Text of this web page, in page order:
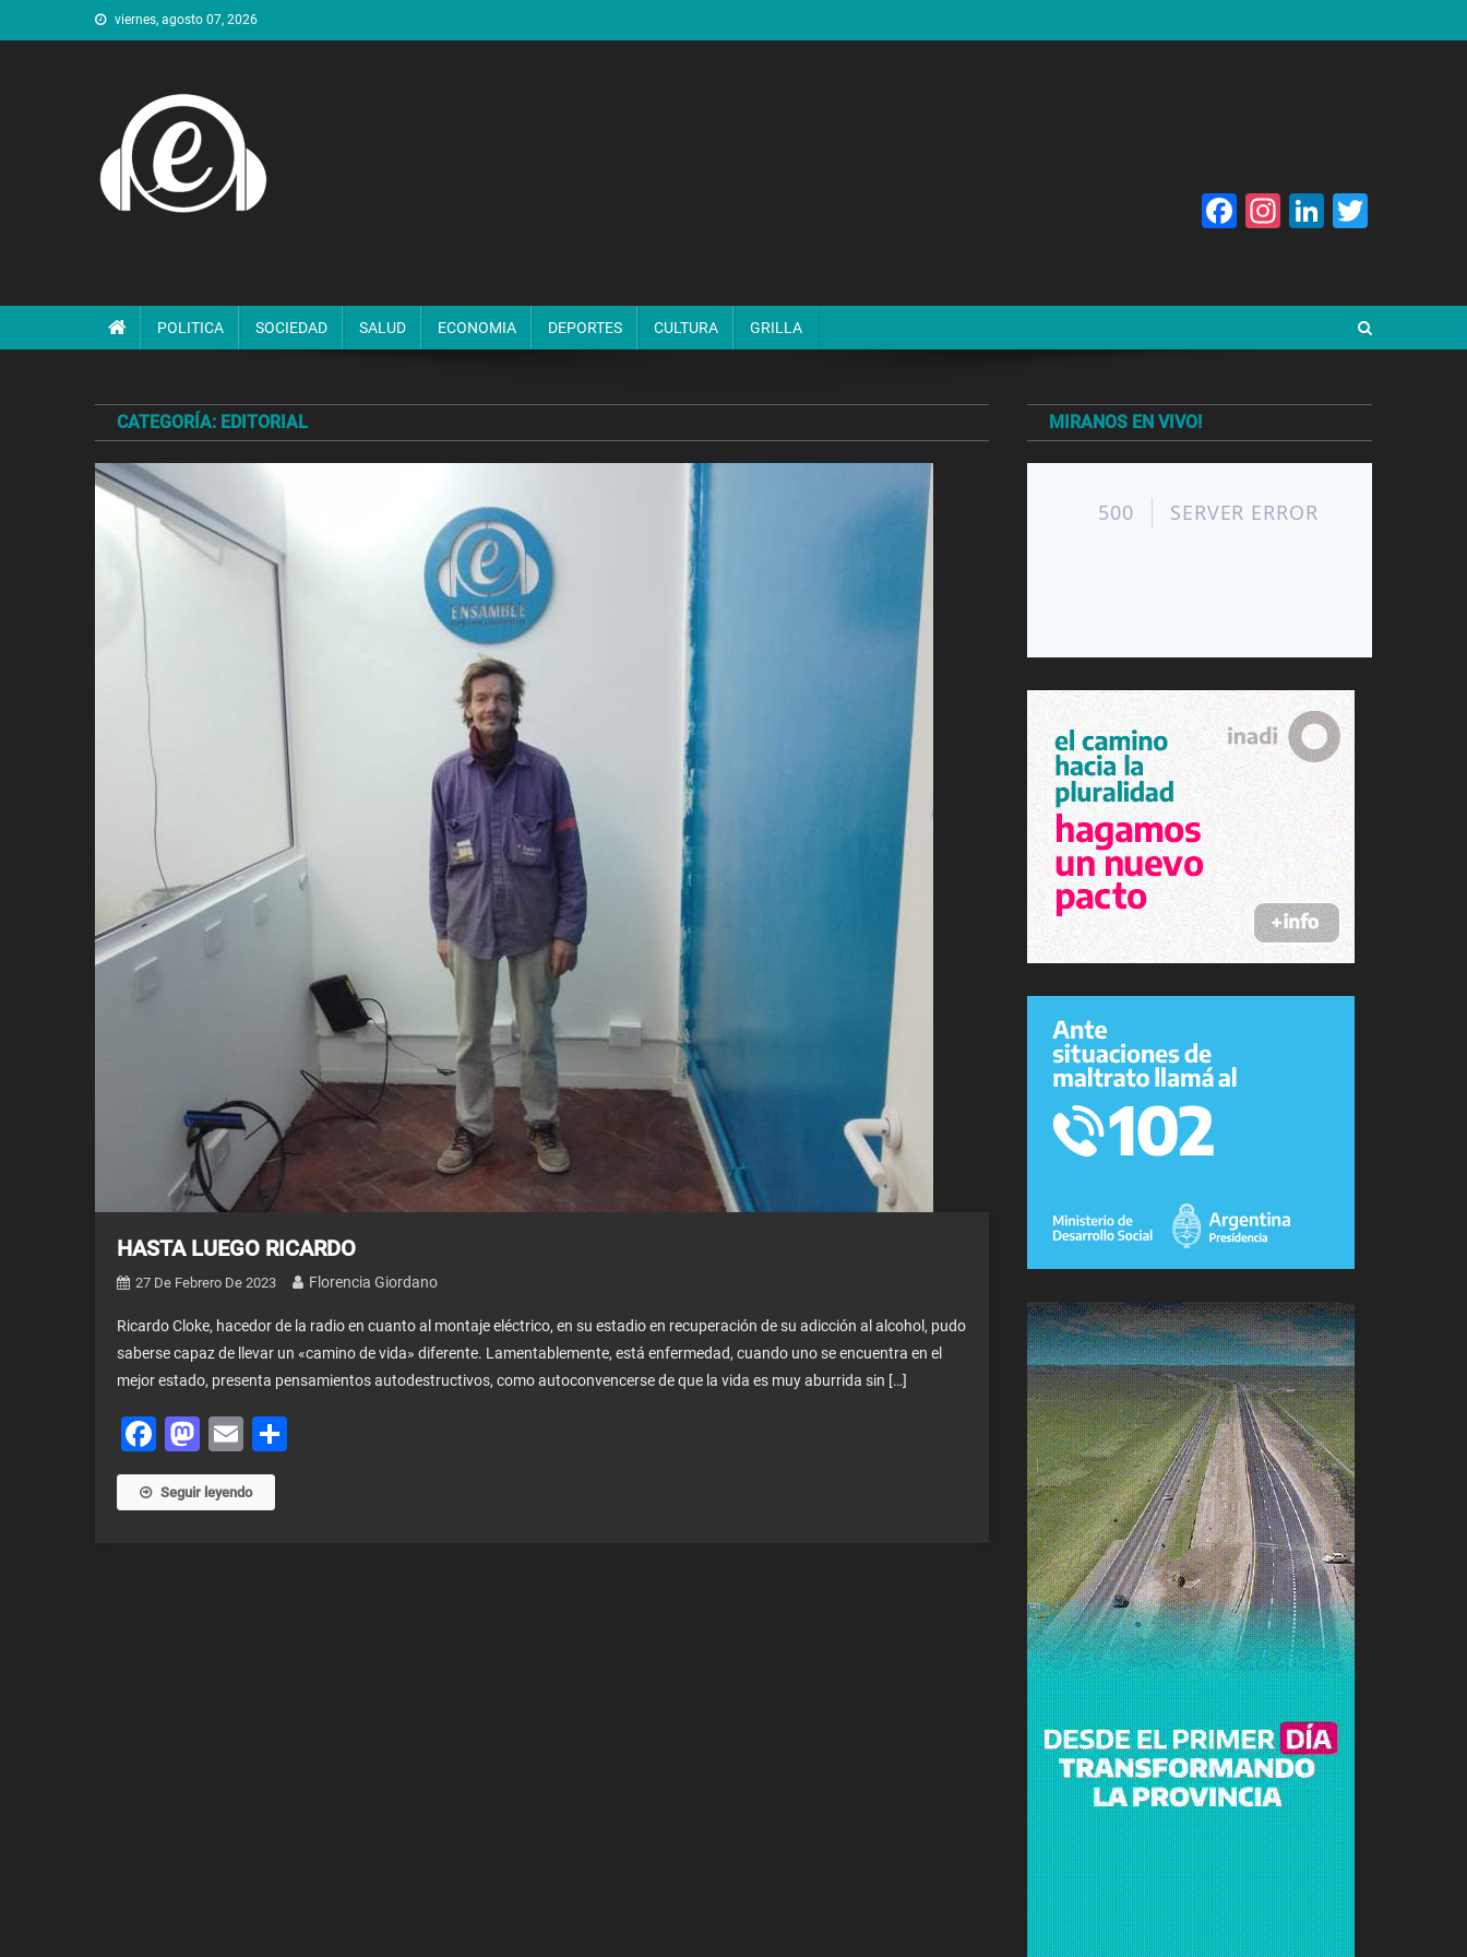
al
viernes, agosto 07, 2026
Facebook
Instagram
LinkedIn
POLITICA SOCIEDAD SALUD ECONOMIA DEPORTES CULTURA GRILLA
CATEGORÍA: EDITORIAL
HASTA LUEGO RICARDO
27 De Febrero De 2023 Florencia Giordano
Ricardo Cloke, hacedor de la radio en cuanto al montaje eléctrico, en su estadio en recuperación de su adicción al alcohol, pudo
saberse capaz de llevar un «camino de vida» diferente. Lamentablemente, está enfermedad, cuando uno se encuentra en el
mejor estado, presenta pensamientos autodestructivos, como autoconvencerse de que la vida es muy aburrida sin […]
Facebook
Mastodon
Email
Seguir leyendo
MIRANOS EN VIVO!